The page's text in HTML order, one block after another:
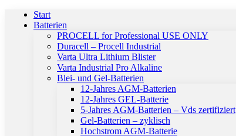
Start
Batterien
PROCELL for Professional USE ONLY
Duracell – Procell Industrial
Varta Ultra Lithium Blister
Varta Industrial Pro Alkaline
Blei- und Gel-Batterien
12-Jahres AGM-Batterien
12-Jahres GEL-Batterie
5-Jahres AGM-Batterien – Vds zertifiziert
Gel-Batterien – zyklisch
Hochstrom AGM-Batterie